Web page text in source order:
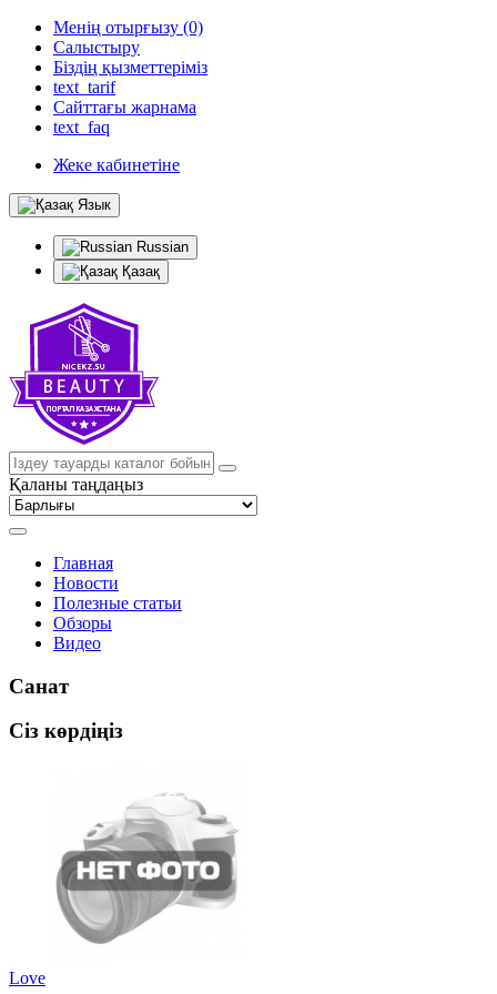
Менің отырғызу (0)
Салыстыру
Біздің қызметтеріміз
text_tarif
Сайттағы жарнама
text_faq
Жеке кабинетіне
Язык
Russian
Қазақ
Қаланы таңдаңыз
Главная
Новости
Полезные статьи
Обзоры
Видео
Санат
Сіз көрдіңіз
Love